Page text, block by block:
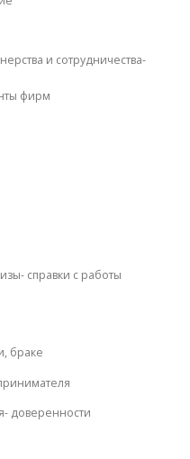
и сотрудничества-
фирм
справки с работы
браке
доверенности